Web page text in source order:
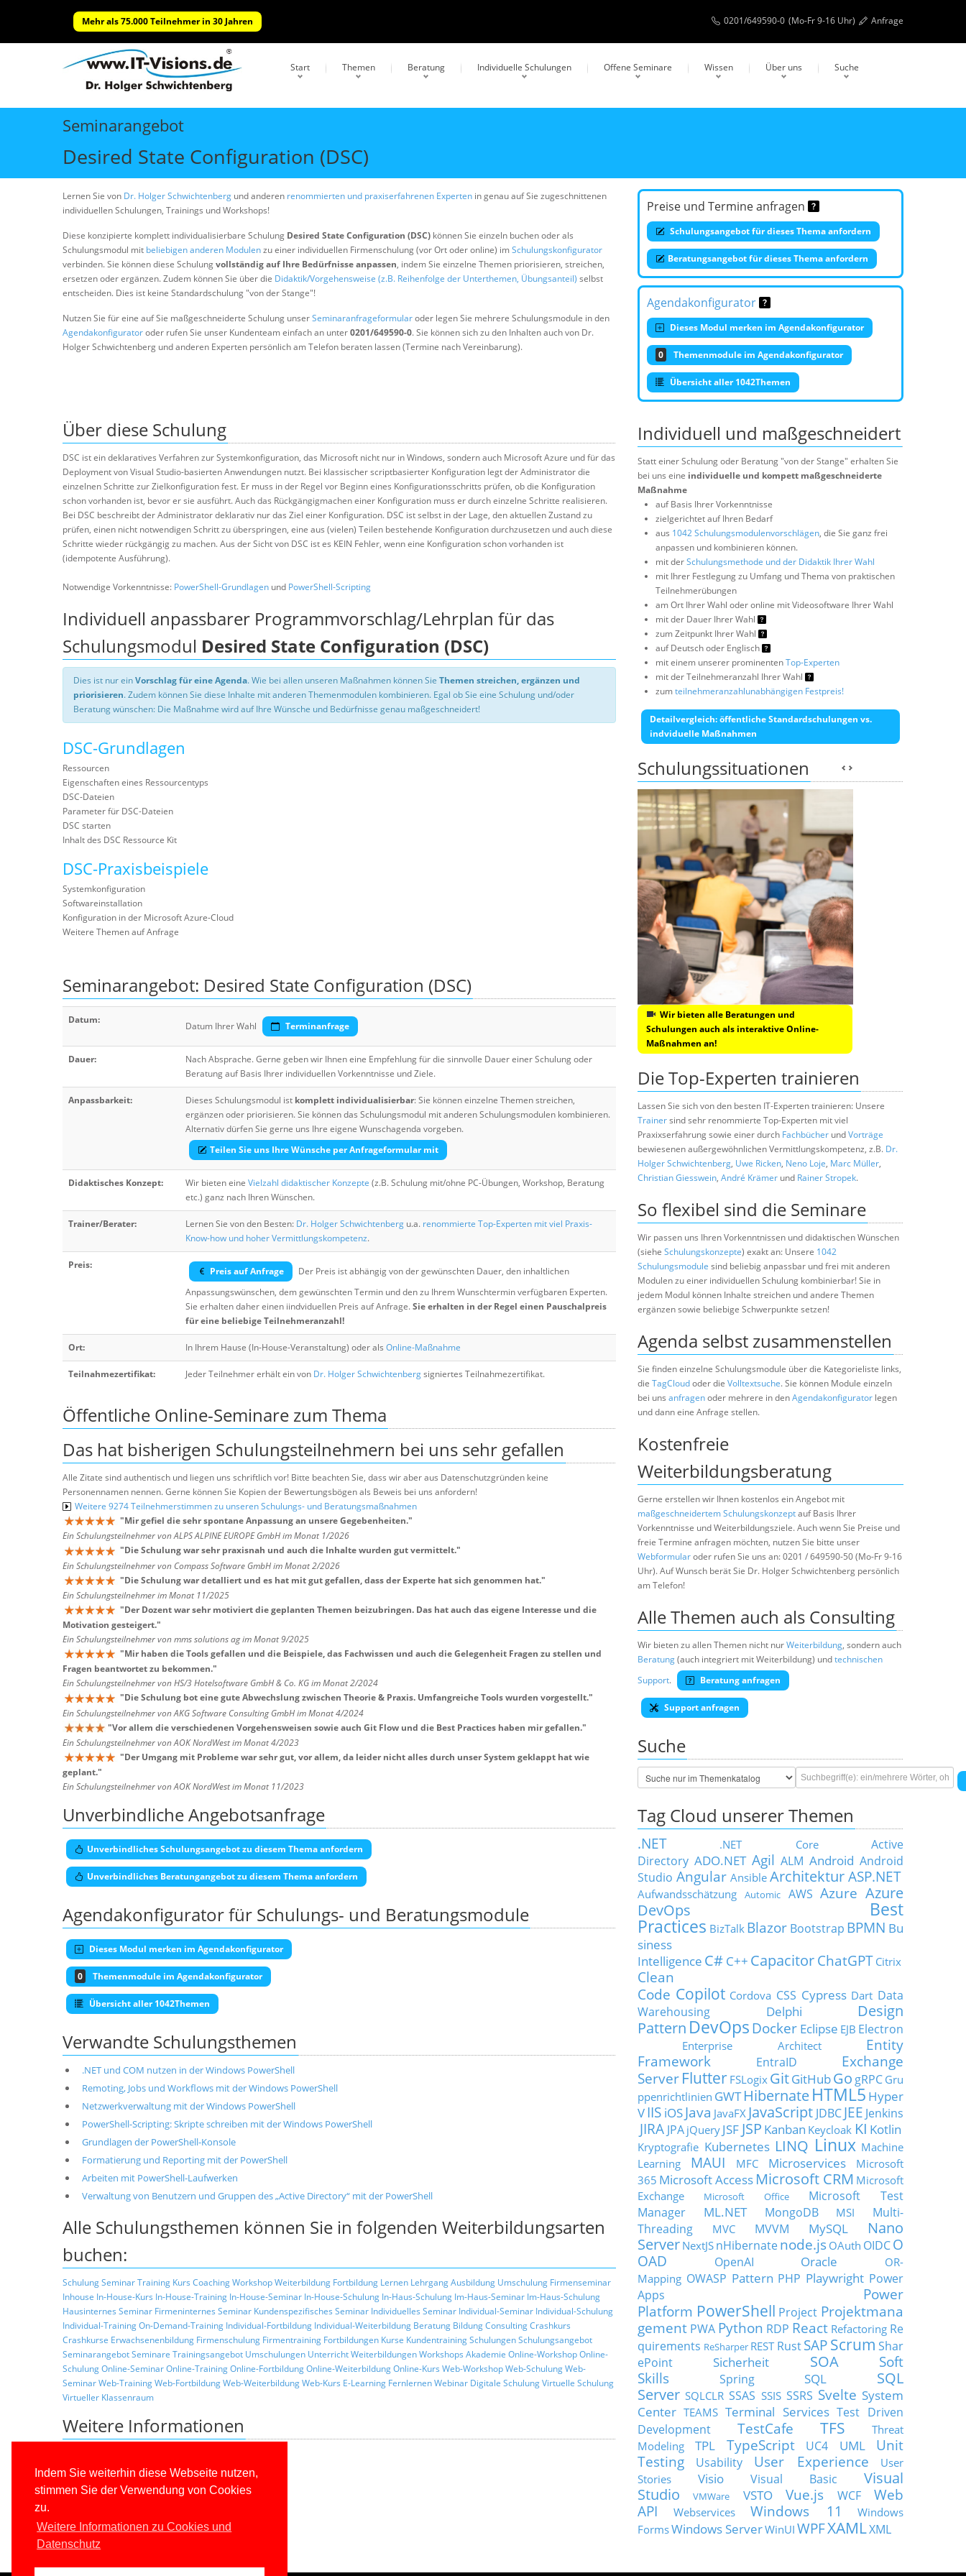
Indem Sie weiterhin diese Webseite nutzen,
stimmen Sie der Verwendung von Cookies
zu.
Weitere Informationen zu Cookies und
Datenschutz
Mehr als 75.000 Teilnehmer in 30 Jahren 0201/649590-0 (Mo-Fr 9-16 Uhr) Anfrage
Start Themen Beratung Individuelle Schulungen Offene Seminare Wissen Über uns Suche
Seminarangebot
Desired State Configuration (DSC)
Lernen Sie von Dr. Holger Schwichtenberg und anderen renommierten und praxiserfahrenen Experten in genau auf Sie zugeschnittenen
individuellen Schulungen, Trainings und Workshops!
Diese konzipierte komplett individualisierbare Schulung Desired State Configuration (DSC) können Sie einzeln buchen oder als
Schulungsmodul mit beliebigen anderen Modulenzu einer individuellen Firmenschulung (vor Ort oder online) imSchulungskonfigurator
verbinden. Sie können diese Schulungvollständig auf Ihre Bedürfnisse anpassen, indem Sie einzelne Themen priorisieren, streichen,
ersetzen oder ergänzen. Zudem können Sie über die Didaktik/Vorgehensweise (z.B. Reihenfolge der Unterthemen, Übungsanteil) selbst
entscheiden. Dies ist keine Standardschulung "von der Stange"!
Nutzen Sie für eine auf Sie maßgeschneiderte Schulung unserSeminaranfrageformularoder legen Sie mehrere Schulungsmodule in den
Agendakonfiguratoroder rufen Sie unser Kundenteam einfach an unter0201/649590-0. Sie können sich zu den Inhalten auch von Dr.
Holger Schwichtenberg und anderen Experten persönlich am Telefon beraten lassen (Termine nach Vereinbarung).
Preise und Termine anfragen
Schulungsangebot für dieses Thema anfordern
Beratungsangebot für dieses Thema anfordern
Agendakonfigurator
Dieses Modul merken im Agendakonfigurator
0 Themenmodule im Agendakonfigurator
Übersicht aller 1042Themen
Über diese Schulung
DSC ist ein deklaratives Verfahren zur Systemkonfiguration, das Microsoft nicht nur in Windows, sondern auch Microsoft Azure und für das
Deployment von Visual Studio-basierten Anwendungen nutzt. Bei klassischer scriptbasierter Konfiguration legt der Administrator die
einzelnen Schritte zur Zielkonfiguration fest. Er muss in der Regel vor Beginn eines Konfigurationsschritts prüfen, ob die Konfiguration
schon vorhanden ist, bevor er sie ausführt. Auch das Rückgängigmachen einer Konfiguration muss er durch einzelne Schritte realisieren.
Bei DSC beschreibt der Administrator deklarativ nur das Ziel einer Konfiguration. DSC ist selbst in der Lage, den aktuellen Zustand zu
prüfen, einen nicht notwendigen Schritt zu überspringen, eine aus (vielen) Teilen bestehende Konfiguration durchzusetzen und auch diese
Schritte wieder rückgängig zu machen. Aus der Sicht von DSC ist es KEIN Fehler, wenn eine Konfiguration schon vorhanden ist
(idempotente Ausführung).
Notwendige Vorkenntnisse: PowerShell-Grundlagen und PowerShell-Scripting
Individuell anpassbarer Programmvorschlag/Lehrplan für das
Schulungsmodul Desired State Configuration (DSC)
Dies ist nur einVorschlag für eine Agenda. Wie bei allen unseren Maßnahmen können Sie Themen streichen, ergänzen und
priorisieren. Zudem können Sie diese Inhalte mit anderen Themenmodulen kombinieren. Egal ob Sie eine Schulung und/oder
Beratung wünschen: Die Maßnahme wird auf Ihre Wünsche und Bedürfnisse genau maßgeschneidert!
DSC-Grundlagen
Ressourcen
Eigenschaften eines Ressourcentyps
DSC-Dateien
Parameter für DSC-Dateien
DSC starten
Inhalt des DSC Ressource Kit
DSC-Praxisbeispiele
Systemkonfiguration
Softwareinstallation
Konfiguration in der Microsoft Azure-Cloud
Weitere Themen auf Anfrage
Seminarangebot: Desired State Configuration (DSC)
Datum:
Datum Ihrer Wahl Terminanfrage
Dauer:
Nach Absprache. Gerne geben wir Ihnen eine Empfehlung für die sinnvolle Dauer einer Schulung oder
Beratung auf Basis Ihrer individuellen Vorkenntnisse und Ziele.
Anpassbarkeit: Dieses Schulungsmodul ist komplett individualisierbar: Sie können einzelne Themen streichen,
ergänzen oder priorisieren. Sie können das Schulungsmodul mit anderen Schulungsmodulen kombinieren.
Alternativ dürfen Sie gerne uns Ihre eigene Wunschagenda vorgeben.
Teilen Sie uns Ihre Wünsche per Anfrageformular mit
Didaktisches Konzept: Wir bieten eine Vielzahl didaktischer Konzepte (z.B. Schulung mit/ohne PC-Übungen, Workshop, Beratung
etc.) ganz nach Ihren Wünschen.
Trainer/Berater: Lernen Sie von den Besten: Dr. Holger Schwichtenberg u.a. renommierte Top-Experten mit viel Praxis-
Know-how und hoher Vermittlungskompetenz.
Preis:
Preis auf Anfrage
Der Preis ist abhängig von der gewünschten Dauer, den inhaltlichen
Anpassungswünschen, dem gewünschten Termin und den zu Ihrem Wunschtermin verfügbaren Experten.
Sie erhalten daher einen iindviduellen Preis auf Anfrage.Sie erhalten in der Regel einen Pauschalpreis
für eine beliebige Teilnehmeranzahl!
Ort: In Ihrem Hause (In-House-Veranstaltung) oder als Online-Maßnahme
Teilnahmezertifikat: Jeder Teilnehmer erhält ein von Dr. Holger Schwichtenbergsigniertes Teilnahmezertifikat.
Öffentliche Online-Seminare zum Thema
Das hat bisherigen Schulungsteilnehmern bei uns sehr gefallen
Alle Zitate sind authentisch und liegen uns schriftlich vor! Bitte beachten Sie, dass wir aber aus Datenschutzgründen keine
Personennamen nennen. Gerne können Sie Kopien der Bewertungsbögen als Beweis bei uns anfordern!
Weitere 9274 Teilnehmerstimmen zu unseren Schulungs- und Beratungsmaßnahmen
"Mir gefiel die sehr spontane Anpassung an unsere Gegebenheiten."
Ein Schulungsteilnehmer von ALPS ALPINE EUROPE GmbH im Monat 1/2026
"Die Schulung war sehr praxisnah und auch die Inhalte wurden gut vermittelt."
Ein Schulungsteilnehmer von Compass Software GmbH im Monat 2/2026
"Die Schulung war detalliert und es hat mit gut gefallen, dass der Experte hat sich genommen hat."
Ein Schulungsteilnehmer im Monat 11/2025
"Der Dozent war sehr motiviert die geplanten Themen beizubringen. Das hat auch das eigene Interesse und die
Motivation gesteigert."
Ein Schulungsteilnehmer von mms solutions ag im Monat 9/2025
"Mir haben die Tools gefallen und die Beispiele, das Fachwissen und auch die Gelegenheit Fragen zu stellen und
Fragen beantwortet zu bekommen."
Ein Schulungsteilnehmer von HS/3 Hotelsoftware GmbH & Co. KG im Monat 2/2024
"Die Schulung bot eine gute Abwechslung zwischen Theorie & Praxis. Umfangreiche Tools wurden vorgestellt."
Ein Schulungsteilnehmer von AKG Software Consulting GmbH im Monat 4/2024
"Vor allem die verschiedenen Vorgehensweisen sowie auch Git Flow und die Best Practices haben mir gefallen."
Ein Schulungsteilnehmer von AOK NordWest im Monat 4/2023
"Der Umgang mit Probleme war sehr gut, vor allem, da leider nicht alles durch unser System geklappt hat wie
geplant."
Ein Schulungsteilnehmer von AOK NordWest im Monat 11/2023
Unverbindliche Angebotsanfrage
Unverbindliches Schulungsangebot zu diesem Thema anfordern
Unverbindliches Beratungangebot zu diesem Thema anfordern
Agendakonfigurator für Schulungs- und Beratungsmodule
Dieses Modul merken im Agendakonfigurator
0 Themenmodule im Agendakonfigurator
Übersicht aller 1042Themen
Verwandte Schulungsthemen
.NET und COM nutzen in der Windows PowerShell
Remoting, Jobs und Workflows mit der Windows PowerShell
Netzwerkverwaltung mit der Windows PowerShell
PowerShell-Scripting: Skripte schreiben mit der Windows PowerShell
Grundlagen der PowerShell-Konsole
Formatierung und Reporting mit der PowerShell
Arbeiten mit PowerShell-Laufwerken
Verwaltung von Benutzern und Gruppen des „Active Directory“ mit der PowerShell
Alle Schulungsthemen können Sie in folgenden Weiterbildungsarten
buchen:
SchulungSeminarTraining Kurs CoachingWorkshopWeiterbildung Fortbildung Lernen LehrgangAusbildung Umschulung Firmenseminar
Inhouse In-House-Kurs In-House-Training In-House-Seminar In-House-Schulung In-Haus-Schulung Im-Haus-Seminar Im-Haus-Schulung
Hausinternes Seminar Firmeninternes Seminar Kundenspezifisches Seminar Individuelles Seminar Individual-Seminar Individual-Schulung
Individual-TrainingOn-Demand-Training Individual-Fortbildung Individual-Weiterbildung Beratung BildungConsultingCrashkurs
Crashkurse Erwachsenenbildung Firmenschulung Firmentraining Fortbildungen Kurse KundentrainingSchulungenSchulungsangebot
SeminarangebotSeminare Trainingsangebot Umschulungen UnterrichtWeiterbildungenWorkshops Akademie Online-WorkshopOnline-
SchulungOnline-SeminarOnline-TrainingOnline-FortbildungOnline-WeiterbildungOnline-Kurs Web-WorkshopWeb-SchulungWeb-
SeminarWeb-TrainingWeb-FortbildungWeb-WeiterbildungWeb-Kurs E-Learning FernlernenWebinar Digitale SchulungVirtuelle Schulung
Virtueller Klassenraum
Weitere Informationen
Allgemeine Informationen über unsere Schulungen
Konditionen
Referenzkunden
Individuell und maßgeschneidert
Statt einer Schulung oder Beratung "von der Stange" erhalten Sie
bei uns eine individuelle und kompett maßgeschneiderte
Maßnahme
auf Basis Ihrer Vorkenntnisse
zielgerichtet auf Ihren Bedarf
aus 1042 Schulungsmodulenvorschlägen, die Sie ganz frei
anpassen und kombinieren können.
mit derSchulungsmethode und der Didaktik Ihrer Wahl
mit Ihrer Festlegung zu Umfang und Thema von praktischen
Teilnehmerübungen
am Ort Ihrer Wahl oder online mit Videosoftware Ihrer Wahl
mit der Dauer Ihrer Wahl
zum Zeitpunkt Ihrer Wahl
auf Deutsch oder Englisch
mit einem unserer prominentenTop-Experten
mit der Teilnehmeranzahl Ihrer Wahl
zumteilnehmeranzahlunabhängigen Festpreis!
Detailvergleich: öffentliche Standardschulungen vs.
indviduelle Maßnahmen
Schulungssituationen
Wir bieten alle Beratungen und
Schulungen auch als interaktive Online-
Maßnahmen an!
Die Top-Experten trainieren
Lassen Sie sich von den besten IT-Experten trainieren: Unsere
Trainersind sehr renommierte Top-Experten mit viel
Praxixserfahrung sowie einer durch Fachbücher undVorträge
bewiesenen außergewöhnlichen Vermittlungskompetenz, z.B. Dr.
Holger Schwichtenberg, Uwe Ricken, Neno Loje, Marc Müller,
Christian Giesswein, André Krämer und Rainer Stropek.
So flexibel sind die Seminare
Wir passen uns Ihren Vorkenntnissen und didaktischen Wünschen
(siehe Schulungskonzepte) exakt an: Unsere 1042
Schulungsmodule sind beliebig anpassbar und frei mit anderen
Modulen zu einer individuellen Schulung kombinierbar! Sie in
jedem Modul können Inhalte streichen und andere Themen
ergänzen sowie beliebige Schwerpunkte setzen!
Agenda selbst zusammenstellen
Sie finden einzelne Schulungsmodule über die Kategorieliste links,
die TagCloudoder die Volltextsuche. Sie können Module einzeln
bei uns anfragenoder mehrere in denAgendakonfigurator legen
und dann eine Anfrage stellen.
Kostenfreie
Weiterbildungsberatung
Gerne erstellen wir Ihnen kostenlos ein Angebot mit
maßgeschneidertem Schulungskonzeptauf Basis Ihrer
Vorkenntnisse und Weiterbildungsziele. Auch wenn Sie Preise und
freie Termine anfragen möchten, nutzen Sie bitte unser
Webformularoder rufen Sie uns an: 0201 / 649590-50 (Mo-Fr 9-16
Uhr). Auf Wunsch berät Sie Dr. Holger Schwichtenberg persönlich
am Telefon!
Alle Themen auch als Consulting
Wir bieten zu allen Themen nicht nurWeiterbildung, sondern auch
Beratung(auch integriert mit Weiterbildung) undtechnischen
Support. Beratung anfragen
Support anfragen
Suche
Tag Cloud unserer Themen
.NET .NET Core
Active
Directory ADO.NET Agil ALM Android Android
Studio Angular Ansible Architektur ASP.NET
Aufwandsschätzung Automic AWS Azure Azure
DevOps
Best
Practices BizTalk Blazor Bootstrap BPMN Bu
siness
Intelligence C# C++ Capacitor ChatGPT Citrix
Clean
Code Copilot Cordova CSS Cypress Dart Data
Warehousing
Delphi
Design
Pattern DevOps Docker Eclipse EJB Electron
Enterprise Architect
Entity
Framework
EntraID
Exchange
Server Flutter FSLogix GitGitHubGo gRPC Gru
ppenrichtlinien GWT HibernateHTML5 Hyper
VIIS iOSJava JavaFX JavaScript JDBC JEE Jenkins
JIRA JPA jQuery JSF JSP Kanban Keycloak KI Kotlin
Kryptografie Kubernetes LINQ Linux Machine
Learning
MAUI MFC Microservices
Microsoft
365 Microsoft Access Microsoft CRM Microsoft
Exchange
Microsoft Office
Microsoft Test
Manager
ML.NET MongoDB MSI
Multi-
Threading
MVC MVVM MySQL
Nano
Server NextJS nHibernatenode.js OAuth OIDCO
OAD
OpenAI Oracle
OR-
Mapping OWASP Pattern PHP Playwright Power
Apps
Power
Platform PowerShell Project Projektmana
gement PWA Python RDP React Refactoring Re
quirements ReSharper REST Rust SAP Scrum Shar
ePoint
Sicherheit SOA
Soft
Skills
Spring SQL
SQL
Server SQLCLR SSAS SSIS SSRS Svelte System
Center TEAMS Terminal Services Test Driven
Development
TestCafe TFS
Threat
Modeling
TPL TypeScript UC4 UML
Unit
Testing
Usability User Experience
User
Stories
Visio Visual Basic
Visual
Studio
VMWare VSTO Vue.js WCF
Web
API
Webservices Windows 11
Windows
FormsWindows ServerWinUI WPFXAMLXML